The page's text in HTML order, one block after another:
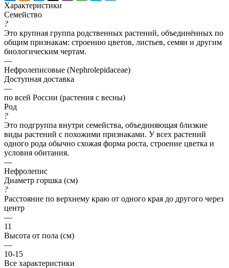
Характеристики
Семейство
?
Это крупная группа родственных растений, объединённых по
общим признакам: строению цветов, листьев, семян и другим
биологическим чертам.
—
Нефролеписовые (Nephrolepidaceae)
Доступная доставка
—
по всей России (растения с весны)
Род
?
Это подгруппа внутри семейства, объединяющая близкие
виды растений с похожими признаками. У всех растений
одного рода обычно схожая форма роста, строение цветка и
условия обитания.
—
Нефролепис
Диаметр горшка (см)
?
Расстояние по верхнему краю от одного края до другого через
центр
—
11
Высота от пола (см)
—
10-15
Все характеристики